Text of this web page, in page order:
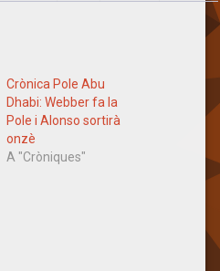
Crònica Pole Abu
Dhabi: Webber fa la
Pole i Alonso sortirà
onzè
A "Cròniques"